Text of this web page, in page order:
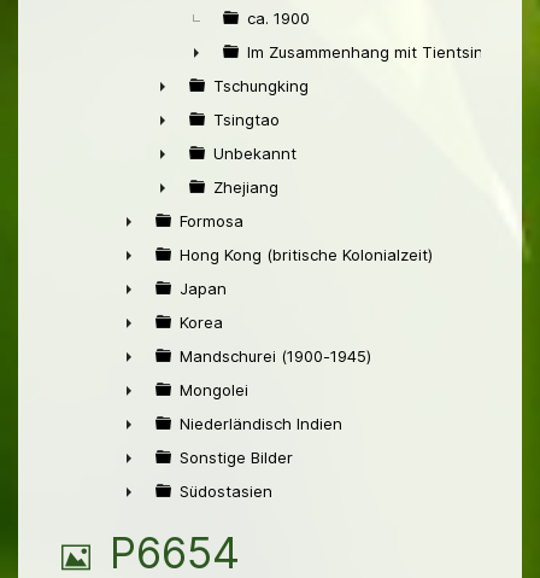
ca. 1900
►
Im Zusammenhang mit Tientsin
►
Tschungking
►
Tsingtao
►
Unbekannt
►
Zhejiang
►
Formosa
►
Hong Kong (britische Kolonialzeit)
►
Japan
►
Korea
►
Mandschurei (1900-1945)
►
Mongolei
►
Niederländisch Indien
►
Sonstige Bilder
Südostasien
B
P6654